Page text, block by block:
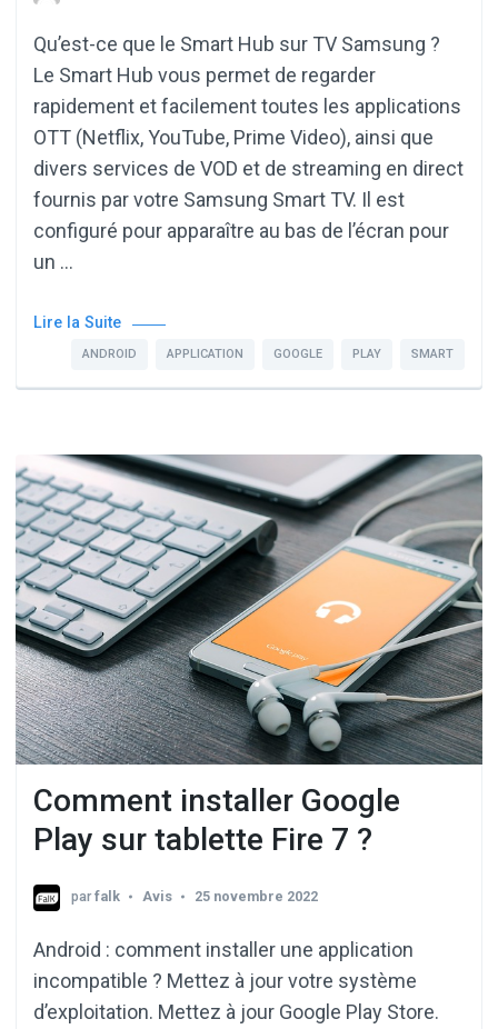
Qu’est-ce que le Smart Hub sur TV Samsung ?
Le Smart Hub vous permet de regarder
rapidement et facilement toutes les applications
OTT (Netflix, YouTube, Prime Video), ainsi que
divers services de VOD et de streaming en direct
fournis par votre Samsung Smart TV. Il est
configuré pour apparaître au bas de l’écran pour
un …
Lire la Suite
ANDROID APPLICATION GOOGLE PLAY SMART
Comment installer Google
Play sur tablette Fire 7 ?
parfalk Avis 25 novembre 2022
Android : comment installer une application
incompatible ? Mettez à jour votre système
d’exploitation. Mettez à jour Google Play Store.